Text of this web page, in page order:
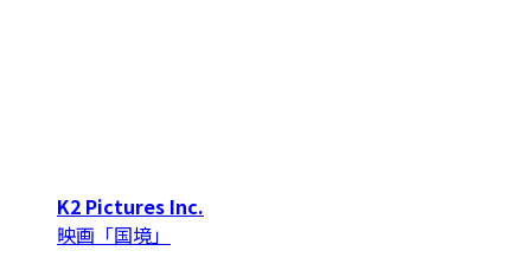
K2 Pictures Inc.
映画「国境」